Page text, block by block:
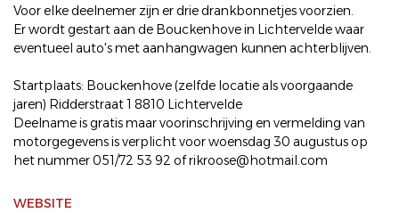
Voor elke deelnemer zijn er drie drankbonnetjes voorzien.
Er wordt gestart aan de Bouckenhove in Lichtervelde waar
eventueel auto's met aanhangwagen kunnen achterblijven.
Startplaats: Bouckenhove (zelfde locatie als voorgaande
jaren) Ridderstraat 1 8810 Lichtervelde
Deelname is gratis maar voorinschrijving en vermelding van
motorgegevens is verplicht voor woensdag 30 augustus op
het nummer 051/72 53 92 of rikroose@hotmail.com
WEBSITE